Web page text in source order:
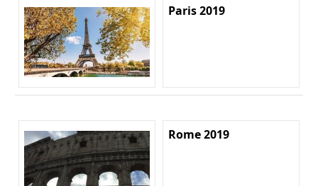
Paris 2019
Rome 2019